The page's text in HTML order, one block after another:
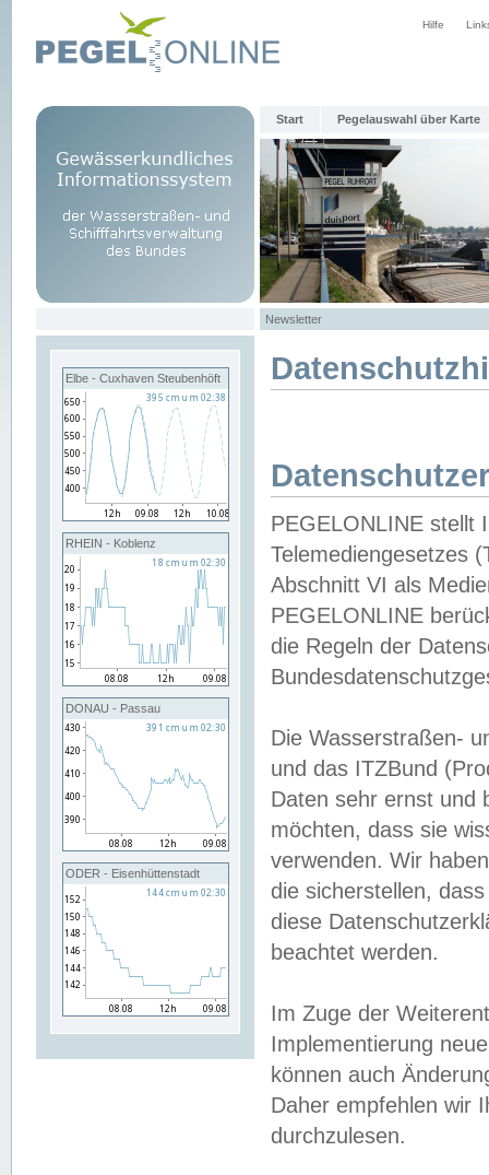
Hilfe
Start Pegelauswahl über Karte
Newsletter
Elbe - Cuxhaven Steubenhöft
RHEIN - Koblenz
DONAU - Passau
ODER - Eisenhüttenstadt
PEGELONLINE stellt
Telemediengesetzes
Abschnitt VI als
PEGELONLINE
die Regeln der
Die Wasserstraßen-
und das ITZBund
Daten sehr ernst und
möchten, dass sie
verwenden. Wir
die sicherstellen,
diese
beachtet werden.
Im Zuge der
Implementierung
können auch
Daher empfehlen wir
durchzulesen.